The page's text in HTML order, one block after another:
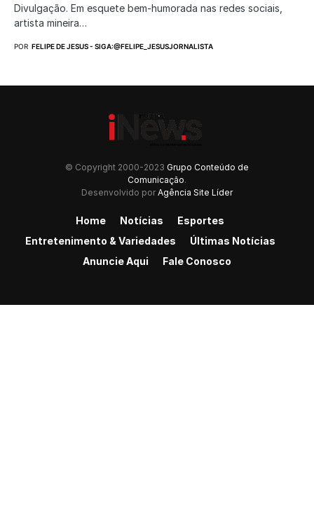
Divulgação. Em esquete bem-humorada nas redes sociais,
artista mineira…
POR FELIPE DE JESUS - SIGA:@FELIPE_JESUSJORNALISTA
© Copyright 2000-2023 Grupo Conteúdo de
Comunicação.
Desenvolvido por Agência Site Líder
Home Notícias
Esportes
Entretenimento & Variedades
Últimas Notícias
Anuncie Aqui
Fale Conosco